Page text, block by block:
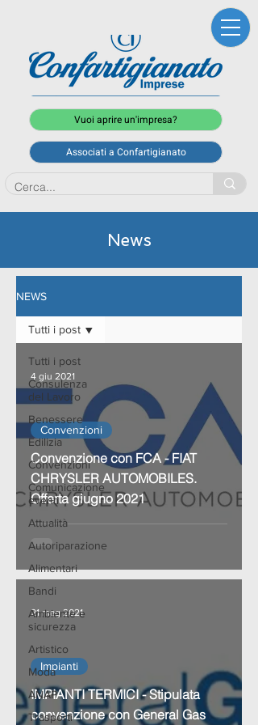
Vuoi aprire un'impresa?
Associati a Confartigianato
News
NEWS
Tutti i post
Consulenza
del Lavoro
Benessere
Edilizia
Convenzioni
Comunicazione
eventi
Attualità
Autoriparazione
Alimentari
Bandi
Ambiente e
sicurezza
Artistico
Moda
ANAP
Trasporti
Tutti i post
Convenzione con FCA - FIAT
CHRYSLER AUTOMOBILES.
Offerta giugno 2021
Convenzioni
4 giu 2021
IMPIANTI TERMICI - Stipulata
convenzione con General Gas
Impianti
21 mag 2021